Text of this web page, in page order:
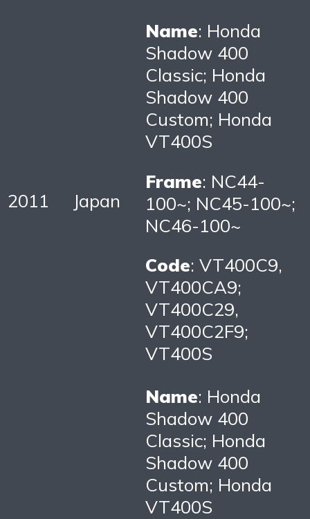
2011 Japan
Name: Honda
Shadow 400
Classic; Honda
Shadow 400
Custom; Honda
VT400S
Frame: NC44-
100~; NC45-100~;
NC46-100~
Code: VT400C9,
VT400CA9;
VT400C29,
VT400C2F9;
VT400S
Name: Honda
Shadow 400
Classic; Honda
Shadow 400
Custom; Honda
VT400S